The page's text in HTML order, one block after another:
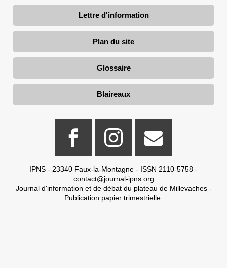
Lettre d'information
Plan du site
Glossaire
Blaireaux
IPNS - 23340 Faux-la-Montagne - ISSN 2110-5758 -
contact@journal-ipns.org
Journal d'information et de débat du plateau de Millevaches -
Publication papier trimestrielle.